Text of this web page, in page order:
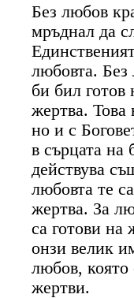
Без любов
мръднал да
любовта. Без
би бил готов
жертва. Това
но и с
в сърцата на
действува
любовта те
жертва. За
са готови на
онзи велик
любов, която
жертви.